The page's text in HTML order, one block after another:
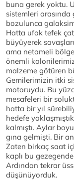
buna gerek yoktu.
sistemleri
bozulunca
Hatta ufak tefek
büyüyerek
ama netameli
önemli
malzeme götüren
Gemilerimizin itki
motoruydu. Bu
mesafeleri bir
hatta bir yıl
hedefe
kalmıştı. Aylar
gına gelmişti. Bir
Zaten birkaç saat
kaplı bu
Ardından tekrar
düşünüyorduk.